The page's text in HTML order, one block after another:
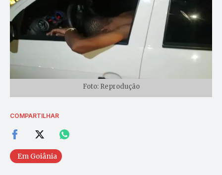
Foto: Reprodução
COMPARTILHAR
Em Goiânia